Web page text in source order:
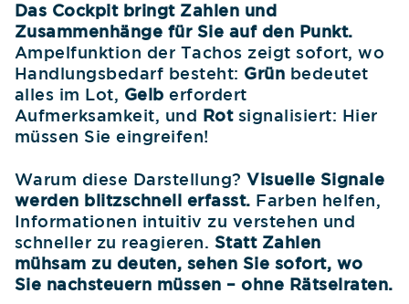
Das Cockpit bringt Zahlen und
Zusammenhänge für Sie auf den Punkt.
Ampelfunktion der Tachos zeigt sofort, wo
Handlungsbedarf besteht: Grün bedeutet
alles im Lot, Gelb erfordert
Aufmerksamkeit, und Rotsignalisiert: Hier
müssen Sie eingreifen!
Warum diese Darstellung?Visuelle Signale
werden blitzschnell erfasst. Farben helfen,
Informationen intuitiv zu verstehen und
schneller zu reagieren. Statt Zahlen
mühsam zu deuten, sehen Sie sofort, wo
Sie nachsteuern müssen – ohne Rätselraten.